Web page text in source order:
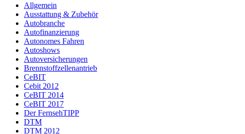
Allgemein
Ausstattung & Zubehör
Autobranche
Autofinanzierung
Autonomes Fahren
Autoshows
Autoversicherungen
Brennstoffzellenantrieb
CeBIT
Cebit 2012
CeBIT 2014
CeBIT 2017
Der FernsehTIPP
DTM
DTM 2012